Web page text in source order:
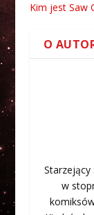
Kim jest Saw
O
Starzejący
w